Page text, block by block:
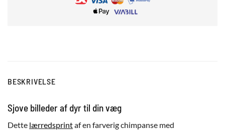
BESKRIVELSE
Sjove billeder af dyr til din væg
Dette lærredsprintaf en farverig chimpanse med